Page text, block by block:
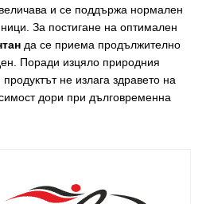
и се поддържа нормален
За постигане на оптимален
да се приема продължително
Поради изцяло природния
не излага здравето на
дори при дълговременна